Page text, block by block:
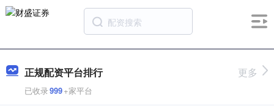
正规配资平台排行
已收录999+家平台
更多